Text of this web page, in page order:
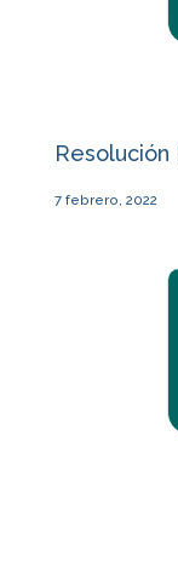
Resolución
7 febrero, 2022